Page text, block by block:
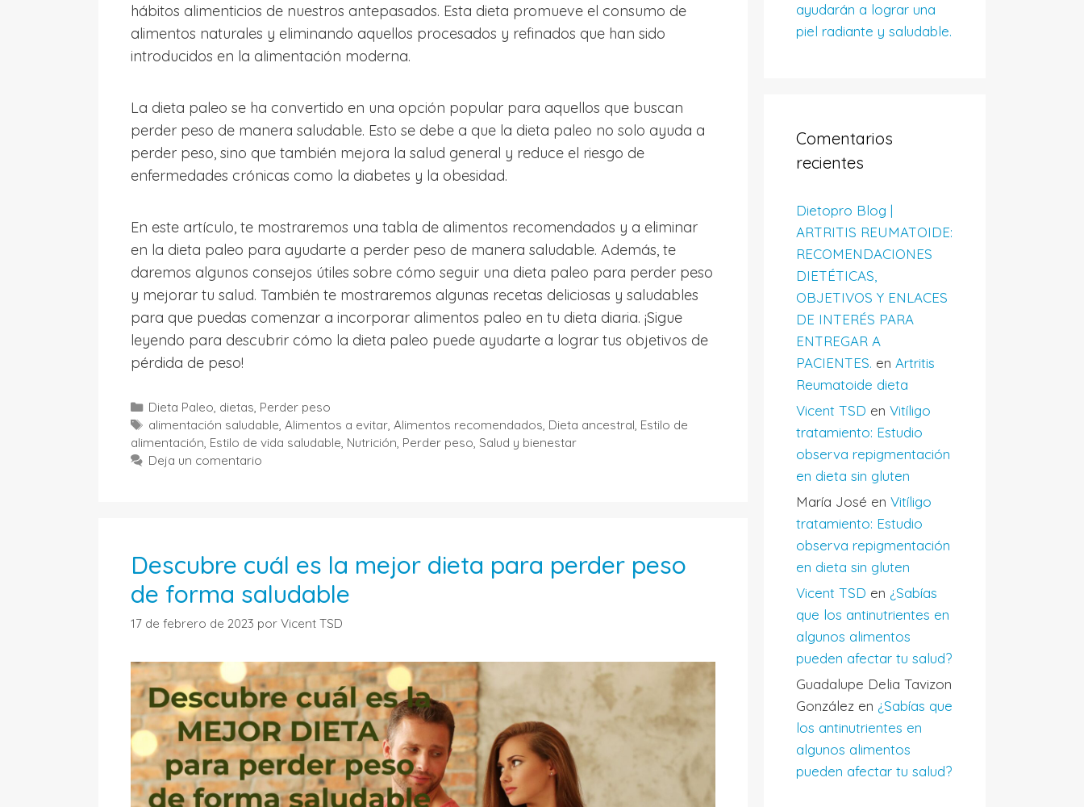
hábitos alimenticios de nuestros antepasados. Esta dieta promueve el consumo de
alimentos naturales y eliminando aquellos procesados y refinados que han sido
introducidos en la alimentación moderna.
La dieta paleo se ha convertido en una opción popular para aquellos que buscan
perder peso de manera saludable. Esto se debe a que la dieta paleo no solo ayuda a
perder peso, sino que también mejora la salud general y reduce el riesgo de
enfermedades crónicas como la diabetes y la obesidad.
En este artículo, te mostraremos una tabla de alimentos recomendados y a eliminar
en la dieta paleo para ayudarte a perder peso de manera saludable. Además, te
daremos algunos consejos útiles sobre cómo seguir una dieta paleo para perder peso
y mejorar tu salud. También te mostraremos algunas recetas deliciosas y saludables
para que puedas comenzar a incorporar alimentos paleo en tu dieta diaria. ¡Sigue
leyendo para descubrir cómo la dieta paleo puede ayudarte a lograr tus objetivos de
pérdida de peso!
Categorías
Dieta Paleo, dietas, Perder peso
Etiquetas
alimentación saludable,Alimentos a evitar,Alimentos recomendados, Dieta ancestral, Estilo de
alimentación, Estilo de vida saludable, Nutrición, Perder peso, Salud y bienestar
Deja un comentario
Descubre cuál es la mejor dieta para perder peso
de forma saludable
17 de febrero de 2023 por Vicent TSD
ayudarán a lograr una
piel radiante y saludable.
Comentarios
recientes
Dietopro Blog |
ARTRITIS REUMATOIDE:
RECOMENDACIONES
DIETÉTICAS,
OBJETIVOS Y ENLACES
DE INTERÉS PARA
ENTREGAR A
PACIENTES. en Artritis
Reumatoide dieta
Vicent TSD en Vitíligo
tratamiento: Estudio
observa repigmentación
en dieta sin gluten
María José en Vitíligo
tratamiento: Estudio
observa repigmentación
en dieta sin gluten
Vicent TSD en ¿Sabías
que los antinutrientes en
algunos alimentos
pueden afectar tu salud?
Guadalupe Delia Tavizon
González en ¿Sabías que
los antinutrientes en
algunos alimentos
pueden afectar tu salud?